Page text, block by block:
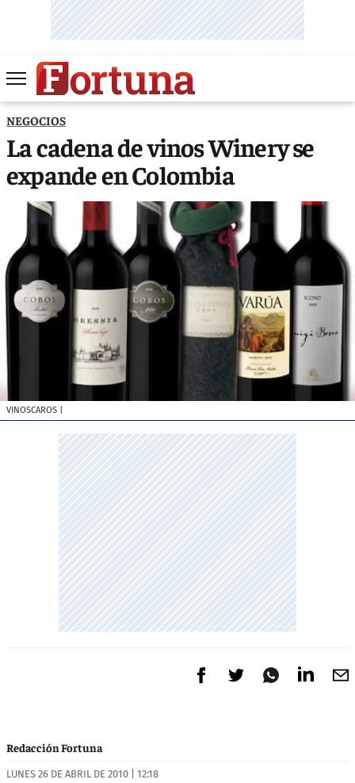
NEGOCIOS
La cadena de vinos Winery se
expande en Colombia
VINOSCAROS
Redacción Fortuna
LUNES 26 DE ABRIL DE 2010 | 12:18